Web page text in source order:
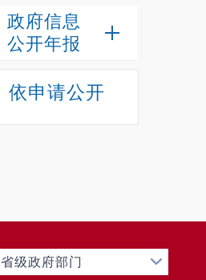
政府信息
公开年报
依申请公开
省级政府部门